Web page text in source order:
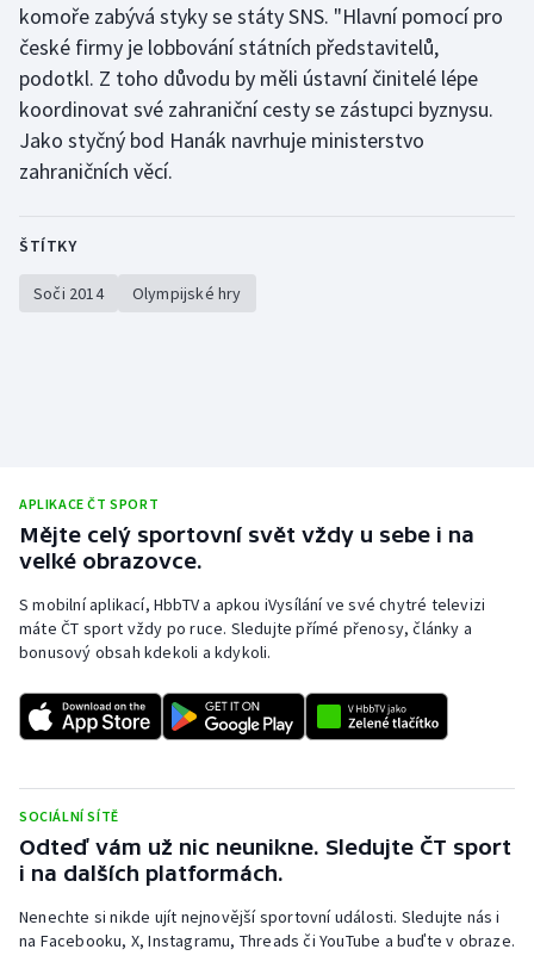
komoře zabývá styky se státy SNS. "Hlavní pomocí pro
české firmy je lobbování státních představitelů,
podotkl. Z toho důvodu by měli ústavní činitelé lépe
koordinovat své zahraniční cesty se zástupci byznysu.
Jako styčný bod Hanák navrhuje ministerstvo
zahraničních věcí.
ŠTÍTKY
Soči 2014 Olympijské hry
APLIKACE ČT SPORT
Mějte celý sportovní svět vždy u sebe i na
velké obrazovce.
S mobilní aplikací, HbbTV a apkou iVysílání ve své chytré televizi
máte ČT sport vždy po ruce. Sledujte přímé přenosy, články a
bonusový obsah kdekoli a kdykoli.
SOCIÁLNÍ SÍTĚ
Odteď vám už nic neunikne. Sledujte ČT sport
i na dalších platformách.
Nenechte si nikde ujít nejnovější sportovní události. Sledujte nás i
na Facebooku, X, Instagramu, Threads či YouTube a buďte v obraze.